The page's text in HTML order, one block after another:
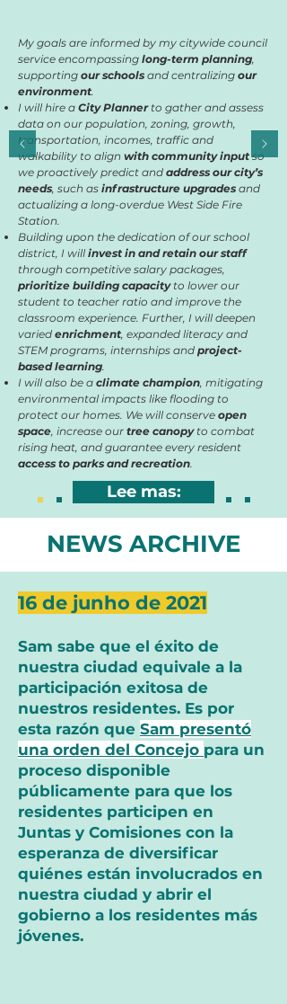
My goals are informed by my citywide council
service encompassing long-term planning,
supporting our schools and centralizing our
environment.
I will hire a City Plannerto gather and assess
data on our population, zoning, growth,
transportation, incomes, traffic and
walkability to align with community inputso
we proactively predict and address our city’s
needs, such as infrastructure upgrades and
actualizing a long-overdue West Side Fire
Station.
Building upon the dedication of our school
district, I will invest in and retain our staff
through competitive salary packages,
prioritize building capacityto lower our
student to teacher ratio and improve the
classroom experience. Further, I will deepen
varied enrichment, expanded literacy and
STEM programs, internships and project-
based learning.
I will also be a climate champion, mitigating
environmental impacts like flooding to
protect our homes. We will conserve open
space, increase our tree canopyto combat
rising heat, and guarantee every resident
access to parks and recreation.
Lee mas:
NEWS ARCHIVE
16 de junho de 2021
Sam sabe que el éxito de
nuestra ciudad equivale a la
participación exitosa de
nuestros residentes. Es por
esta razón que Sam presentó
una orden del Concejo para un
proceso disponible
públicamente para que los
residentes participen en
Juntas y Comisiones con la
esperanza de diversificar
quiénes están involucrados en
nuestra ciudad y abrir el
gobierno a los residentes más
jóvenes.